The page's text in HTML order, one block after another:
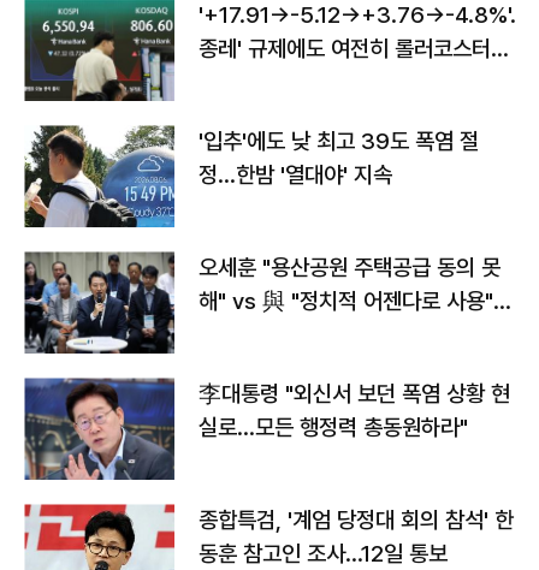
'+17.91→-5.12→+3.76→-4.8%'…'
종레' 규제에도 여전히 롤러코스터
'입추'에도 낮 최고 39도 폭염 절
정…한밤 '열대야' 지속
오세훈 "용산공원 주택공급 동의 못
해" vs 與 "정치적 어젠다로 사용"
李대통령 "외신서 보던 폭염 상황 현
실로…모든 행정력 총동원하라"
종합특검, '계엄 당정대 회의 참석' 한
동훈 참고인 조사...12일 통보